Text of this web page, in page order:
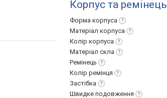
Корпус та ремінець
Форма корпуса
Матеріал корпуса
Колір корпуса
Матеріал скла
Ремінець
Колір ремінця
Застібка
Швидке подовження